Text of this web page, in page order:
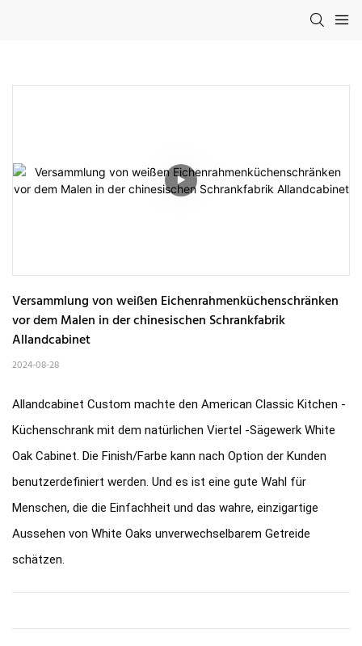
Versammlung von weißen Eichenrahmenküchenschränken
vor dem Malen in der chinesischen Schrankfabrik
Allandcabinet
2024-08-28
Allandcabinet Custom machte den American Classic Kitchen -
Küchenschrank mit dem natürlichen Viertel -Sägewerk White
Oak Cabinet. Die Finish/Farbe kann nach Option der Kunden
benutzerdefiniert werden. Und es ist eine gute Wahl für
Menschen, die die Einfachheit und das wahre, einzigartige
Aussehen von White Oaks unverwechselbarem Getreide
schätzen.